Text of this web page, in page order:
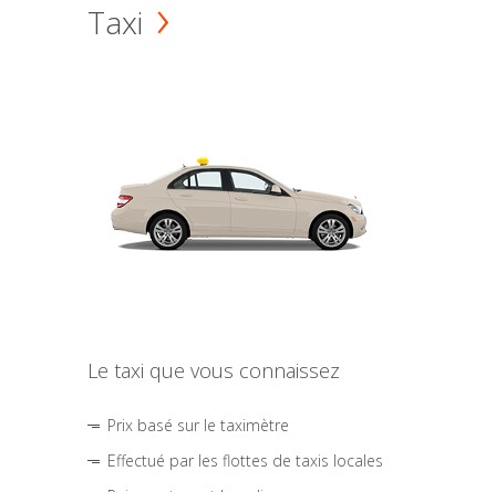
Taxi
Le taxi que vous connaissez
Prix basé sur le taximètre
Effectué par les flottes de taxis locales